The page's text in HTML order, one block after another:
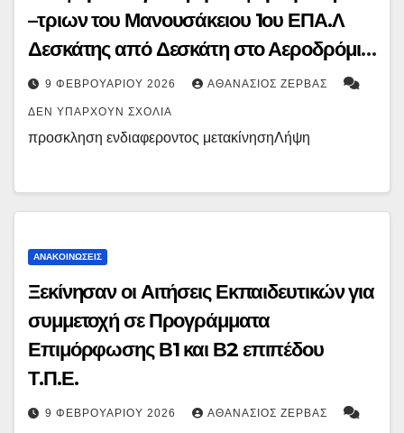
–τριων του Μανουσάκειου 1ου ΕΠΑ.Λ
Δεσκάτης από Δεσκάτη στο Αεροδρόμιο
Θεσσαλονίκης και επιστροφή στο
πλαίσιο συμμετοχής σε πρόγραμμα
ERASMUS+
9 ΦΕΒΡΟΥΑΡΊΟΥ 2026 ΑΘΑΝΆΣΙΟΣ ΖΈΡΒΑΣ
ΔΕΝ ΥΠΆΡΧΟΥΝ ΣΧΌΛΙΑ
προσκληση ενδιαφεροντος μετακίνησηΛήψη
ΑΝΑΚΟΙΝΏΣΕΙΣ
Ξεκίνησαν οι Αιτήσεις Εκπαιδευτικών για
συμμετοχή σε Προγράμματα
Επιμόρφωσης Β1 και Β2 επιπέδου
Τ.Π.Ε.
9 ΦΕΒΡΟΥΑΡΊΟΥ 2026 ΑΘΑΝΆΣΙΟΣ ΖΈΡΒΑΣ